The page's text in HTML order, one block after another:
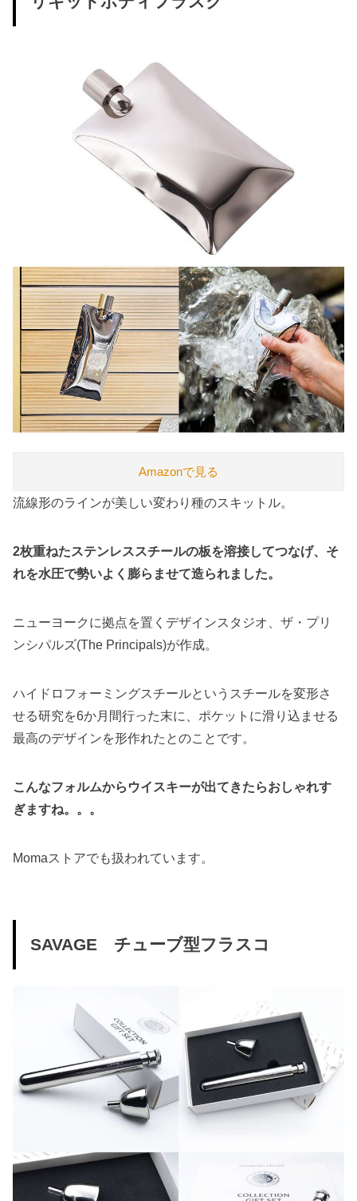
Amazonで見る
流線形のラインが美しい変わり種のスキットル。
2枚重ねたステンレススチールの板を溶接してつなげ、そ
れを水圧で勢いよく膨らませて造られました。
ニューヨークに拠点を置くデザインスタジオ、ザ・プリ
ンシパルズ(The Principals)が作成。
ハイドロフォーミングスチールというスチールを変形さ
せる研究を6か月間行った末に、ポケットに滑り込ませる
最高のデザインを形作れたとのことです。
こんなフォルムからウイスキーが出てきたらおしゃれす
ぎますね。。。
Momaストアでも扱われています。
SAVAGE チューブ型フラスコ